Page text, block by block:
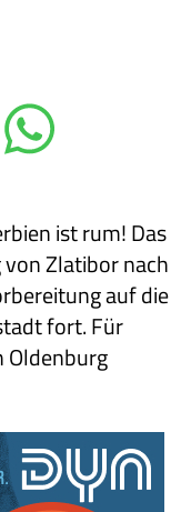
ist rum! Das
Zlatibor nach
auf die
fort. Für
Oldenburg